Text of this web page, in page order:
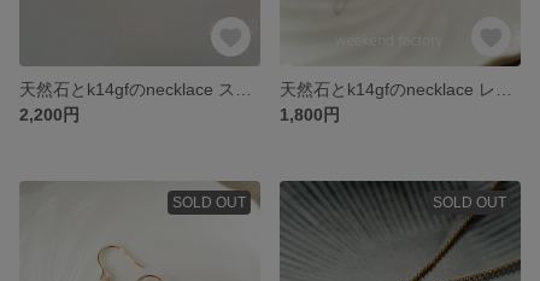
2,200円
1,800円
SOLD OUT SOLD OUT